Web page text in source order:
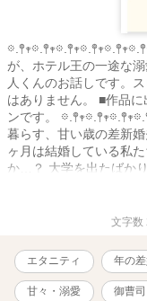
が、ホテル王の一途な
人くんのお話しです。
はありません。 ■作品
ンです。
暮らす、甘い歳の差新
ヶ月は結婚している私
か…？ 大学を出たばか
『本当は私のこと、子
プ ハウジングホール
daidouj――32 『子供？
文字数
エタニティ 年の
甘々・溺愛 御曹司